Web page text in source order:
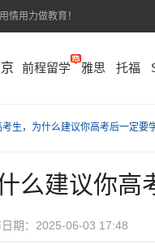
情用力做教育！
前程留学 雅思 托福
考生，为什么建议你高考后一定要
么建议你高
期：2025-06-03 17:48